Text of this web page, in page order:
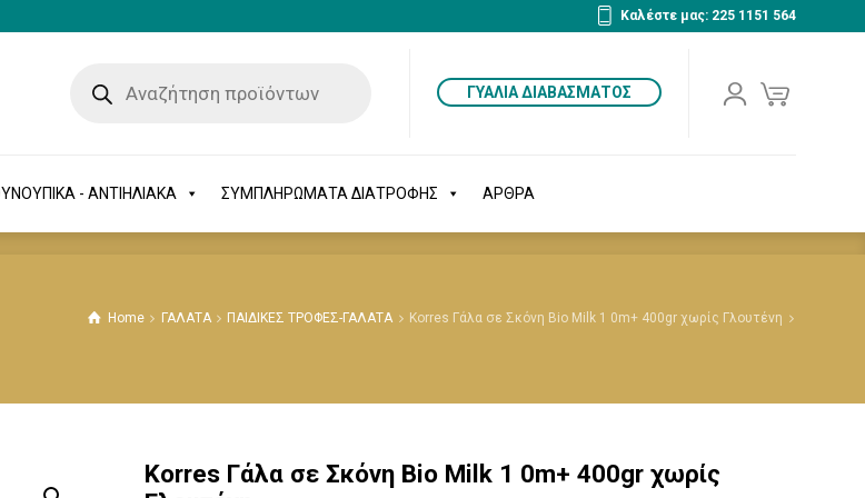
Καλέστε μας: 225 1151 564
ΓΥΑΛΙΑ ΔΙΑΒΑΣΜΑΤΟΣ
- ΑΝΤΙΗΛΙΑΚΑ ΣΥΜΠΛΗΡΩΜΑΤΑ ΔΙΑΤΡΟΦΗΣ ΑΡΘΡΑ
- ΑΝΤΙΗΛΙΑΚΑ ΣΥΜΠΛΗΡΩΜΑΤΑ ΔΙΑΤΡΟΦΗΣ ΑΡΘΡΑ
Home ΓΑΛΑΤΑ ΠΑΙΔΙΚΕΣ ΤΡΟΦΕΣ-ΓΑΛΑΤΑ Korres Γάλα σε Σκόνη Bio Milk 1 0m+ 400gr χωρίς Γλουτένη
Korres Γάλα σε Σκόνη Bio Milk 1 0m+ 400gr χωρίς